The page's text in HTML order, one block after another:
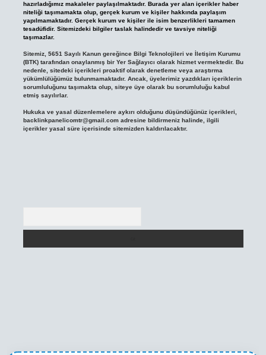
hazırladığımız makaleler paylaşılmaktadır. Burada yer alan içerikler haber
niteliği taşımamakta olup, gerçek kurum ve kişiler hakkında paylaşım
yapılmamaktadır. Gerçek kurum ve kişiler ile isim benzerlikleri tamamen
tesadüfidir. Sitemizdeki bilgiler taslak halindedir ve tavsiye niteliği
taşımazlar.
Sitemiz, 5651 Sayılı Kanun gereğince Bilgi Teknolojileri ve İletişim Kurumu
(BTK) tarafından onaylanmış bir Yer Sağlayıcı olarak hizmet vermektedir. Bu
nedenle, sitedeki içerikleri proaktif olarak denetleme veya araştırma
yükümlülüğümüz bulunmamaktadır. Ancak, üyelerimiz yazdıkları içeriklerin
sorumluluğunu taşımakta olup, siteye üye olarak bu sorumluluğu kabul
etmiş sayılırlar.
Hukuka ve yasal düzenlemelere aykırı olduğunu düşündüğünüz içerikleri,
backlinkpanelicomtr@gmail.comadresine bildirmeniz halinde, ilgili
içerikler yasal süre içerisinde sitemizden kaldırılacaktır.